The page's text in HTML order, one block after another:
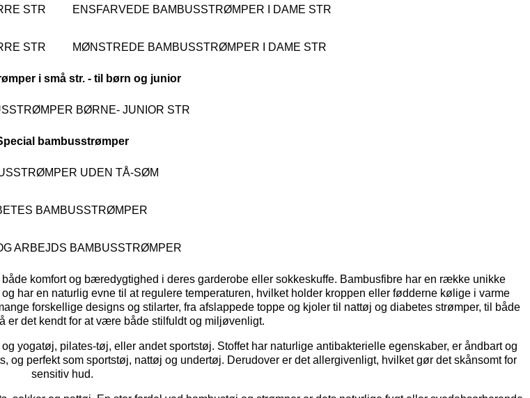
STR ENSFARVEDE BAMBUSSTRØMPER I DAME STR
STR MØNSTREDE BAMBUSSTRØMPER I DAME STR
i små str. - til børn og junior
BØRNE- JUNIOR STR
bambusstrømper
UDEN TÅ-SØM
BAMBUSSTRØMPER
ARBEJDS BAMBUSSTRØMPER
komfort og bæredygtighed i deres garderobe eller sokkeskuffe. Bambusfibre har en række unikke
har en naturlig evne til at regulere temperaturen, hvilket holder kroppen eller fødderne kølige i varme
forskellige designs og stilarter, fra afslappede toppe og kjoler til nattøj og diabetes strømper, til både
er det kendt for at være både stilfuldt og miljøvenligt.
pilates-tøj, eller andet sportstøj. Stoffet har naturlige antibakterielle egenskaber, er åndbart og
perfekt som sportstøj, nattøj og undertøj. Derudover er det allergivenligt, hvilket gør det skånsomt for
sensitiv hud.